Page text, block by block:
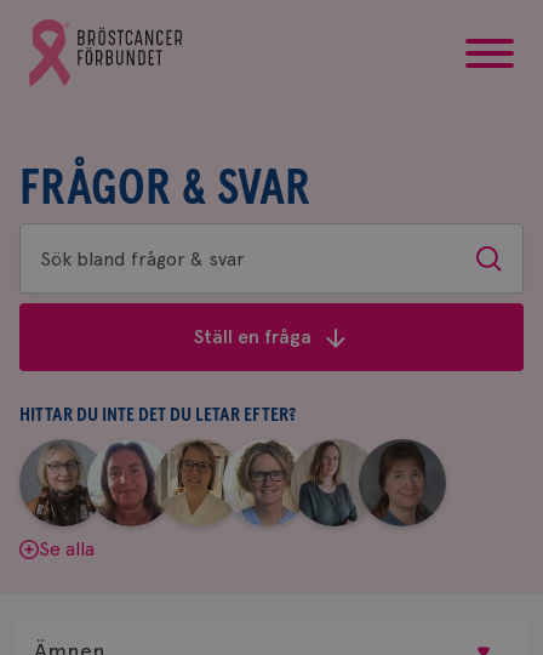
Gå
till
Bröstcancerförbundets
FRÅGOR & SVAR
Sök
bland
&
svar
Sök
Ställ en fråga
HITTAR DU INTE DET DU LETAR EFTER?
Aina
Johnsson
|
Anne
Andersson
Fredrika
Killander
|
Jeanette
Bäcklund
|
Maria
Edegran
|
Yvette
Andersson
Se alla